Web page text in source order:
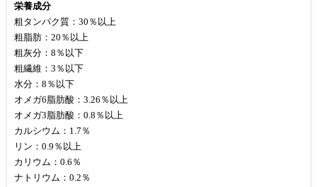
栄養成分
粗タンパク質：30％以上
粗脂肪：20％以上
粗灰分：8％以下
粗繊維：3％以下
水分：8％以下
オメガ6脂肪酸：3.26％以上
オメガ3脂肪酸：0.8％以上
カルシウム：1.7％
リン：0.9％以上
カリウム：0.6％
ナトリウム：0.2％